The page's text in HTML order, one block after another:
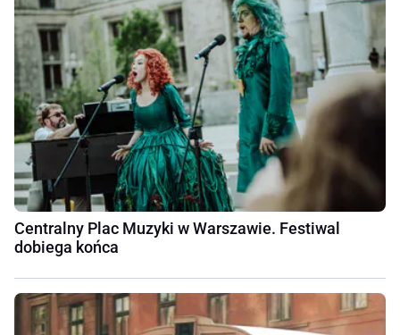
Centralny Plac Muzyki w Warszawie. Festiwal
dobiega końca